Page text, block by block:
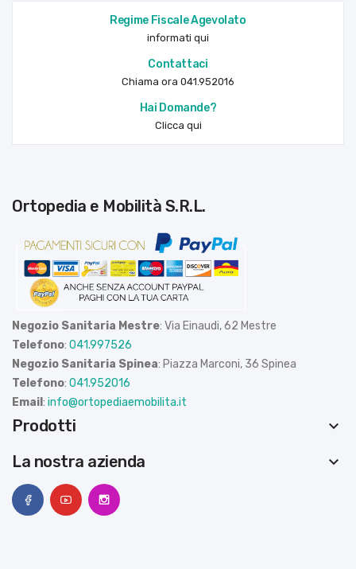
Regime Fiscale Agevolato
informati qui
Contattaci
Chiama ora 041.952016
Hai Domande?
Clicca qui
Ortopedia e Mobilità S.R.L.
Negozio Sanitaria Mestre: Via Einaudi, 62 Mestre
Telefono: 041.997526
Negozio Sanitaria Spinea: Piazza Marconi, 36 Spinea
Telefono: 041.952016
Email : info@ortopediaemobilita.it
Prodotti
keyboard_arrow_down
La nostra azienda
keyboard_arrow_down